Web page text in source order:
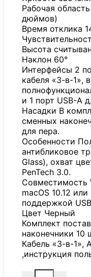
Рабочая
дюймов)
Время отклика
Высота
Наклон 60°
Интерфейсы 2
кабеля «3-в-1»,
и 1 порт USB-A
Насадки В
сменных
для пера.
Особенности
антибликовое
Glass), охват
PenTech 3.0.
Совместимость
macOS 10.12
поддержкой USB
Цвет Черный
Комплект
наконечники 10
Кабель «3-в-1»,
,инструкция